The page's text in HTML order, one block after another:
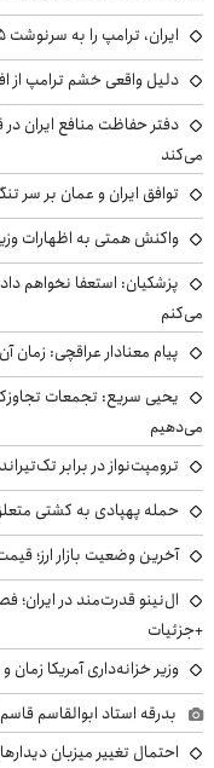
ایران، ترامپ را به سرنوشت ۴۵ سال پیش کارتر دچار می‌کند
دلیل واقعی خشم ترامپ از
دفتر حفاظت منافع ایران
می‌کند
توافق ایران و عمان بر سر
واکنش همتی به اظهارات وزیر
پزشکیان: استعفا نخواهم
می‌کنم
پیام معنادار عراقچی: زمان
یحیی سریع: تجمعات
می‌دهیم
ترومپت‌نواز در برابر
حمله پهپادی به کشتی
آخرین وضعیت بازار ارز؛ قیمت دلار،
ال‌نینو قدرت‌مند در ایران؛
+جزئیات
وزیر خزانه‌داری آمریکا زمان
بدرقه استاد ابوالقاسم
احتمال تغییر میزبان